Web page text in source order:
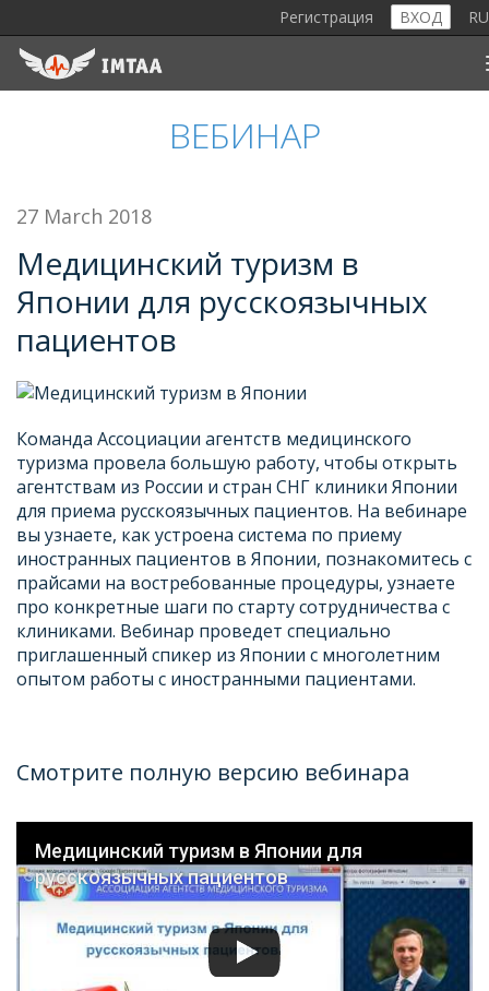
Регистрация ВХОД
ВЕБИНАР
27 March 2018
Медицинский туризм в
Японии для русскоязычных
пациентов
Команда Ассоциации агентств медицинского
туризма провела большую работу, чтобы открыть
агентствам из России и стран СНГ клиники Японии
для приема русскоязычных пациентов. На вебинаре
вы узнаете, как устроена система по приему
иностранных пациентов в Японии, познакомитесь с
прайсами на востребованные процедуры, узнаете
про конкретные шаги по старту сотрудничества с
клиниками. Вебинар проведет специально
приглашенный спикер из Японии с многолетним
опытом работы с иностранными пациентами.
Смотрите полную версию вебинара
Медицинский туризм в Японии для
русскоязычных пациентов